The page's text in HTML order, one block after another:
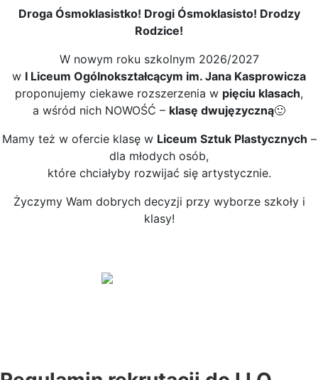
Droga Ósmoklasistko! Drogi Ósmoklasisto! Drodzy
Rodzice!
W nowym roku szkolnym 2026/2027
w I Liceum Ogólnokształcącym im. Jana Kasprowicza
proponujemy ciekawe rozszerzenia w pięciu klasach,
a wśród nich NOWOŚĆ – klasę dwujęzyczną🙂
Mamy też w ofercie klasę w Liceum Sztuk Plastycznych –
dla młodych osób,
które chciałyby rozwijać się artystycznie.
Życzymy Wam dobrych decyzji przy wyborze szkoły i
klasy!